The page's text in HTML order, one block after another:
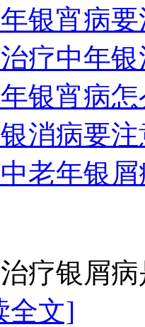
银宵病
疗中年
银宵病
消病要
老年银
银屑病
全文]